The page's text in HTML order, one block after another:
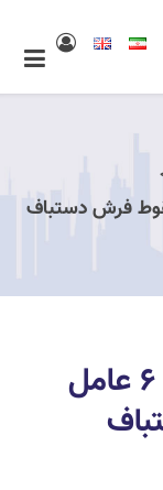
انزوای یک برند جهانی؛ ۶ عامل